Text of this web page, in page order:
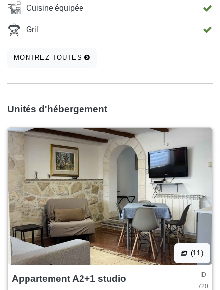
Cuisine équipée
Gril
MONTREZ TOUTES
Unités d'hébergement
(11)
Appartement A2+1 studio
ID
720